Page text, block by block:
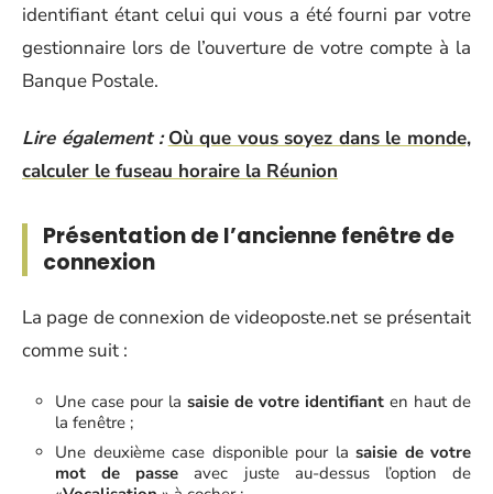
identifiant étant celui qui vous a été fourni par votre
gestionnaire lors de l’ouverture de votre compte à la
Banque Postale.
Lire également : Où que vous soyez dans le monde,
calculer le fuseau horaire la Réunion
Présentation de l’ancienne fenêtre de
connexion
La page de connexion de videoposte.net se présentait
comme suit :
Une case pour la saisie de votre identifiant en haut de
la fenêtre ;
Une deuxième case disponible pour la saisie de votre
mot de passe avec juste au-dessus l’option de